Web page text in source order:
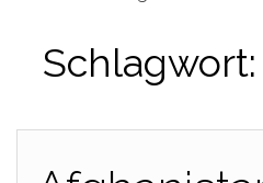
Schlagwort: